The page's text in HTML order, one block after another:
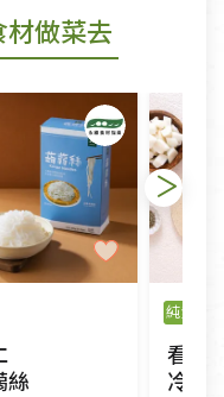
做菜去
絲
純素
看天
冷凍有